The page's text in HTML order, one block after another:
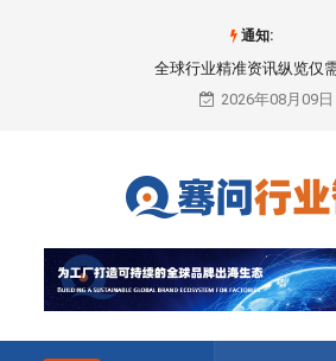
通知:
全球行业精准资讯纵览仅
2026年08月09日